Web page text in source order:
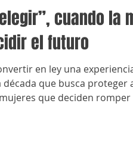
cuando la
el futuro
en ley una
década que busca proteger
que deciden romper